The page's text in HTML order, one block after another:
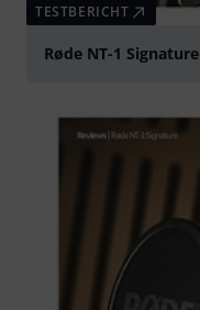
TESTBERICHT
Røde NT-1 Signature